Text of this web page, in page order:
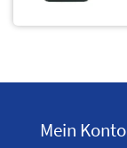
Mein Konto